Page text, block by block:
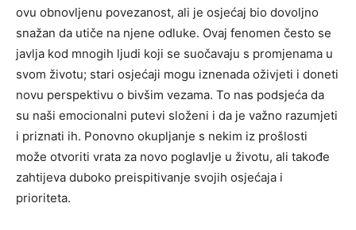
ovu obnovljenu povezanost, ali je osjećaj bio dovoljno
snažan da utiče na njene odluke. Ovaj fenomen često se
javlja kod mnogih ljudi koji se suočavaju s promjenama u
svom životu; stari osjećaji mogu iznenada oživjeti i doneti
novu perspektivu o bivšim vezama. To nas podsjeća da
su naši emocionalni putevi složeni i da je važno razumjeti
i priznati ih. Ponovno okupljanje s nekim iz prošlosti
može otvoriti vrata za novo poglavlje u životu, ali takođe
zahtijeva duboko preispitivanje svojih osjećaja i
prioriteta.